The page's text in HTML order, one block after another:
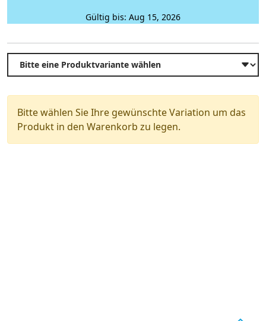
Gültig bis: Aug 15, 2026
Bitte wählen Sie Ihre gewünschte Variation um das
Produkt in den Warenkorb zu legen.